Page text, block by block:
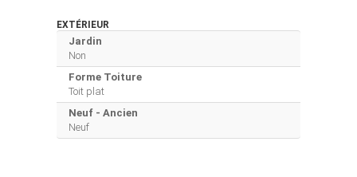
EXTÉRIEUR
Jardin
Non
Forme Toiture
Toit plat
Neuf - Ancien
Neuf